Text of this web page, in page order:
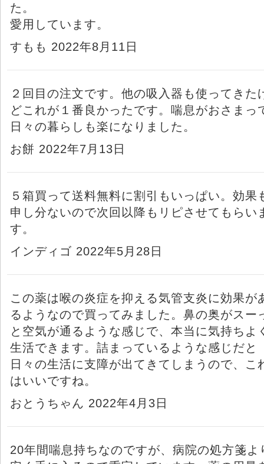
た。
愛用しています。
すもも 2022年8月11日
２回目の注文です。他の吸入器も使ってきた
どこれが１番良かったです。喘息がおさまっ
日々の暮らしも楽になりました。
お餅 2022年7月13日
５箱買って送料無料に割引もいっぱい。効果
申し分ないので次回以降もリピさせてもらい
す。
インディゴ 2022年5月28日
この薬は喉の炎症を抑える気管支炎に効果が
るようなので買ってみました。鼻の奥がスー
と空気が通るような感じで、本当に気持ちよ
生活できます。詰まっているような感じだと
日々の生活に支障が出てきてしまうので、こ
はいいですね。
おとうちゃん 2022年4月3日
20年間喘息持ちなのですが、病院の処方箋よ